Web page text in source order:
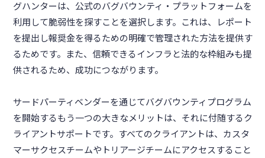
グハンターは、公式のバグバウンティ・プラットフォームを
利用して脆弱性を探すことを選択します。これは、レポート
を提出し報奨金を得るための明確で管理された方法を提供す
るためです。また、信頼できるインフラと法的な枠組みも提
供されるため、成功につながります。
サードパーティベンダーを通じてバグバウンティプログラム
を開始するもう一つの大きなメリットは、それに付随するク
ライアントサポートです。すべてのクライアントは、カスタ
マーサクセスチームやトリアージチームにアクセスすること